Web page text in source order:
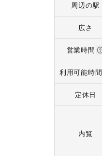
周辺の駅
広さ
営業時間
利用可能時間
定休日
内覧